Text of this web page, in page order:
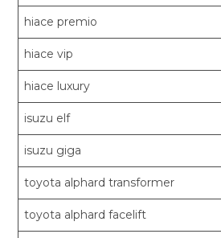
hiace premio
hiace vip
hiace luxury
isuzu elf
isuzu giga
toyota alphard transformer
toyota alphard facelift